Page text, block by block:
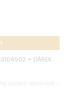
+ DÁREK